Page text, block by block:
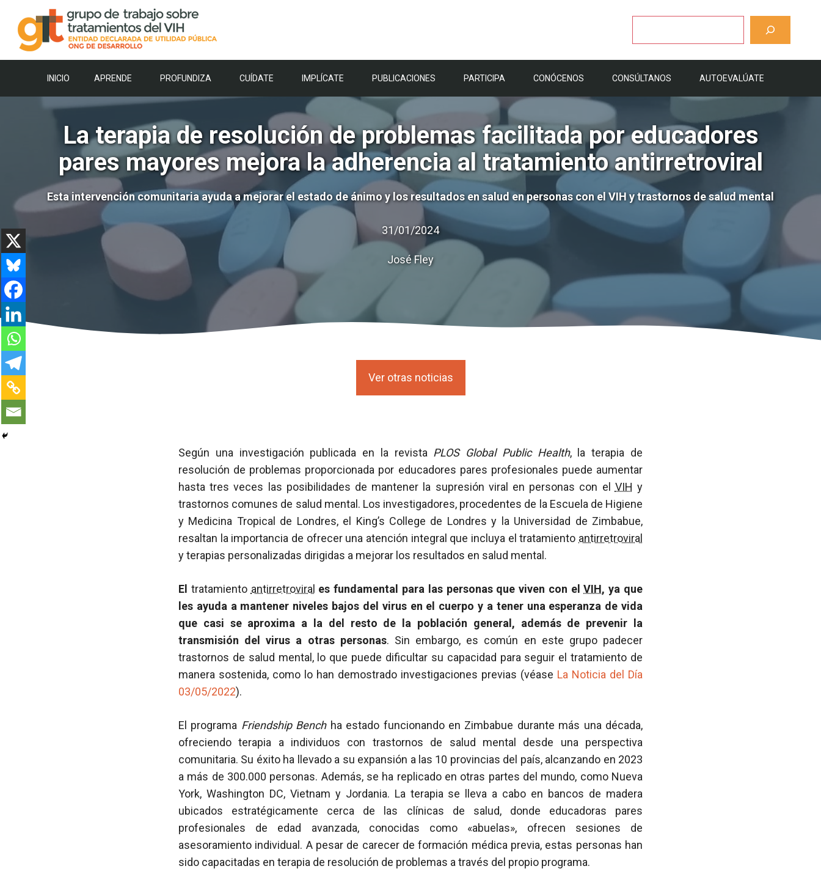
contenido
INICIO APRENDE PROFUNDIZA CUÍDATE IMPLÍCATE PUBLICACIONES PARTICIPA CONÓCENOS CONSÚLTANOS AUTOEVALÚATE
La terapia de resolución de problemas facilitada por educadores
pares mayores mejora la adherencia al tratamiento antirretroviral
Esta intervención comunitaria ayuda a mejorar el estado de ánimo y los resultados en salud en personas con el VIH y trastornos de salud mental
31/01/2024
José Fley
Ver otras noticias
Según una investigación publicada en la revista PLOS Global Public Health, la terapia de
resolución de problemas proporcionada por educadores pares profesionales puede aumentar
hasta tres veces las posibilidades de mantener la supresión viral en personas con el VIH y
trastornos comunes de salud mental. Los investigadores, procedentes de la Escuela de Higiene
y Medicina Tropical de Londres, el King’s College de Londres y la Universidad de Zimbabue,
resaltan la importancia de ofrecer una atención integral que incluya el tratamiento antirretroviral
y terapias personalizadas dirigidas a mejorar los resultados en salud mental.
El tratamiento antirretroviral es fundamental para las personas que viven con elVIH, ya que
les ayuda a mantener niveles bajos del virus en el cuerpo y a tener una esperanza de vida
que casi se aproxima a la del resto de la población general, además de prevenir la
transmisión del virus a otras personas. Sin embargo, es común en este grupo padecer
trastornos de salud mental, lo que puede dificultar su capacidad para seguir el tratamiento de
manera sostenida, como lo han demostrado investigaciones previas (véase La Noticia del Día
03/05/2022).
El programa Friendship Benchha estado funcionando en Zimbabue durante más una década,
ofreciendo terapia a individuos con trastornos de salud mental desde una perspectiva
comunitaria. Su éxito ha llevado a su expansión a las 10 provincias del país, alcanzando en 2023
a más de 300.000 personas. Además, se ha replicado en otras partes del mundo, como Nueva
York, Washington DC, Vietnam y Jordania. La terapia se lleva a cabo en bancos de madera
ubicados estratégicamente cerca de las clínicas de salud, donde educadoras pares
profesionales de edad avanzada, conocidas como «abuelas», ofrecen sesiones de
asesoramiento individual. A pesar de carecer de formación médica previa, estas personas han
sido capacitadas en terapia de resolución de problemas a través del propio programa.